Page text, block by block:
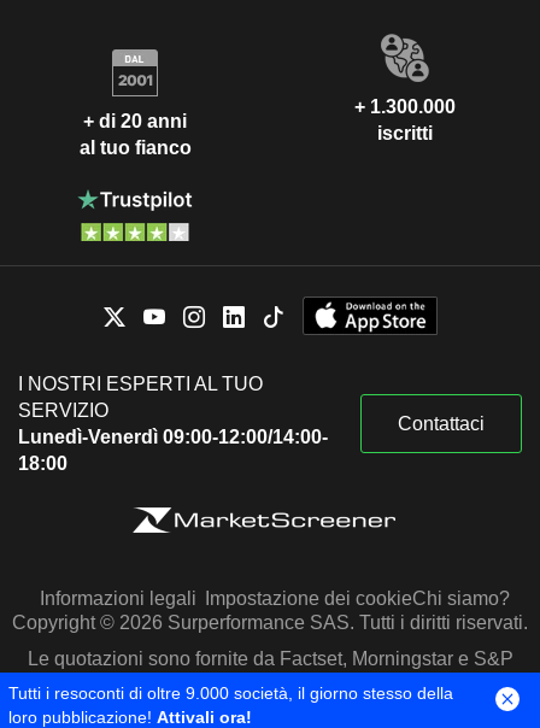
+ di 20 anni
al tuo fianco
+ 1.300.000
iscritti
I NOSTRI ESPERTI AL TUO
SERVIZIO
Lunedì-Venerdì 09:00-12:00/14:00-
18:00
Contattaci
Informazioni legali Impostazione dei cookieChi siamo?
Copyright © 2026 Surperformance SAS. Tutti i diritti riservati.
Le quotazioni sono fornite da Factset, Morningstar e S&P
Capital IQ
Tutti i resoconti di oltre 9.000 società, il giorno stesso della
loro pubblicazione! Attivali ora!